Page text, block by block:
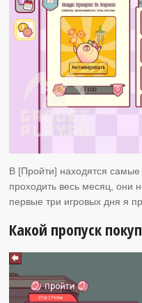
В [Пройти] находятся
проходить весь месяц, они
первые три игровых дня я
Какой пропуск